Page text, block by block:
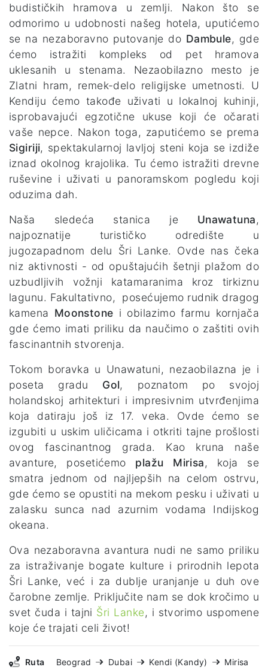
budističkih hramova u zemlji. Nakon što se
odmorimo u udobnosti našeg hotela, uputićemo
se na nezaboravno putovanje do Dambule, gde
ćemo istražiti kompleks od pet hramova
uklesanih u stenama. Nezaobilazno mesto je
Zlatni hram, remek-delo religijske umetnosti. U
Kendiju ćemo takođe uživati u lokalnoj kuhinji,
isprobavajući egzotične ukuse koji će očarati
vaše nepce. Nakon toga, zaputićemo se prema
Sigiriji, spektakularnoj lavljoj steni koja se izdiže
iznad okolnog krajolika. Tu ćemo istražiti drevne
ruševine i uživati u panoramskom pogledu koji
oduzima dah.
Naša sledeća stanica je Unawatuna,
najpoznatije turističko odredište u
jugozapadnom delu Šri Lanke. Ovde nas čeka
niz aktivnosti - od opuštajućih šetnji plažom do
uzbudljivih vožnji katamaranima kroz tirkiznu
lagunu. Fakultativno, posećujemo rudnik dragog
kamena Moonstone i obilazimo farmu kornjača
gde ćemo imati priliku da naučimo o zaštiti ovih
fascinantnih stvorenja.
Tokom boravka u Unawatuni, nezaobilazna je i
poseta gradu Gol, poznatom po svojoj
holandskoj arhitekturi i impresivnim utvrđenjima
koja datiraju još iz 17. veka. Ovde ćemo se
izgubiti u uskim uličicama i otkriti tajne prošlosti
ovog fascinantnog grada. Kao kruna naše
avanture, posetićemo plažu Mirisa, koja se
smatra jednom od najljepših na celom ostrvu,
gde ćemo se opustiti na mekom pesku i uživati u
zalasku sunca nad azurnim vodama Indijskog
okeana.
Ova nezaboravna avantura nudi ne samo priliku
za istraživanje bogate kulture i prirodnih lepota
Šri Lanke, već i za dublje uranjanje u duh ove
čarobne zemlje. Priključite nam se dok kročimo u
svet čuda i tajni Šri Lanke, i stvorimo uspomene
koje će trajati celi život!
Ruta Beograd Dubai Kendi (Kandy)
Mirisa